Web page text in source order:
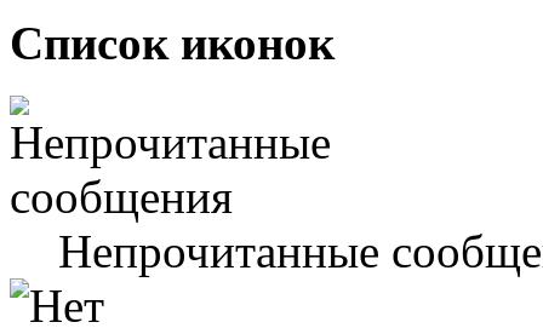
Список иконок
Непрочитанные